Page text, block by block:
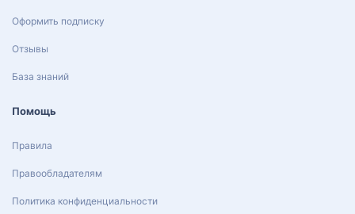
Оформить подписку
Отзывы
База знаний
Помощь
Правила
Правообладателям
Политика конфиденциальности